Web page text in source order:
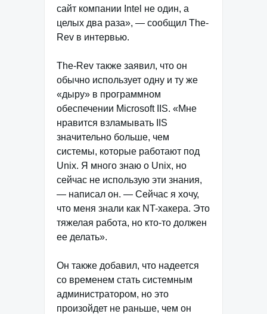
сайт компании Intel не один, а
целых два раза», — сообщил The-
Rev в интервью.
The-Rev также заявил, что он
обычно использует одну и ту же
«дыру» в программном
обеспечении Microsoft IIS. «Мне
нравится взламывать IIS
значительно больше, чем
системы, которые работают под
Unix. Я много знаю о Unix, но
сейчас не использую эти знания,
— написал он. — Сейчас я хочу,
что меня знали как NT-хакера. Это
тяжелая работа, но кто-то должен
ее делать».
Он также добавил, что надеется
со временем стать системным
администратором, но это
произойдет не раньше, чем он